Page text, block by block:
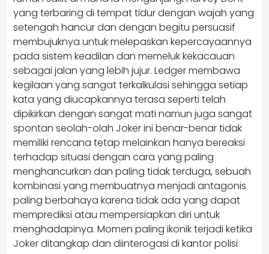
yang terbaring di tempat tidur dengan wajah yang
setengah hancur dan dengan begitu persuasif
membujuknya untuk melepaskan kepercayaannya
pada sistem keadilan dan memeluk kekacauan
sebagai jalan yang lebih jujur. Ledger membawa
kegilaan yang sangat terkalkulasi sehingga setiap
kata yang diucapkannya terasa seperti telah
dipikirkan dengan sangat mati namun juga sangat
spontan seolah-olah Joker ini benar-benar tidak
memiliki rencana tetap melainkan hanya bereaksi
terhadap situasi dengan cara yang paling
menghancurkan dan paling tidak terduga, sebuah
kombinasi yang membuatnya menjadi antagonis
paling berbahaya karena tidak ada yang dapat
memprediksi atau mempersiapkan diri untuk
menghadapinya. Momen paling ikonik terjadi ketika
Joker ditangkap dan diinterogasi di kantor polisi